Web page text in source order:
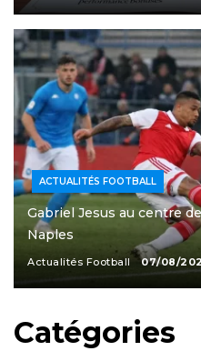
ACTUALITÉS FOOTBALL
Gabriel Jesus au centre
Naples
Actualités Football 07/08/
Catégories